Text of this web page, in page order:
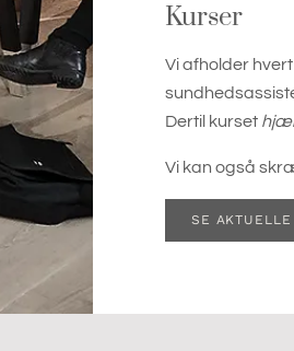
Kurser
Vi afholder
Dertil kurset
Vi kan også
SE AKTUELLE